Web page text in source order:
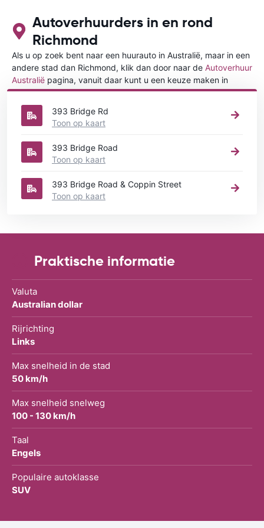
Autoverhuurders in en rond
Richmond
Als u op zoek bent naar een huurauto in Australië, maar in een
andere stad dan Richmond, klik dan door naar de Autoverhuur
Australië pagina, vanuit daar kunt u een keuze maken in
welke stad in Australië u een auto huren wilt.
393 Bridge Rd
Toon op kaart
393 Bridge Road
Toon op kaart
393 Bridge Road & Coppin Street
Toon op kaart
Praktische informatie
Valuta
Australian dollar
Rijrichting
Links
Max snelheid in de stad
50 km/h
Max snelheid snelweg
100 - 130 km/h
Taal
Engels
Populaire autoklasse
SUV